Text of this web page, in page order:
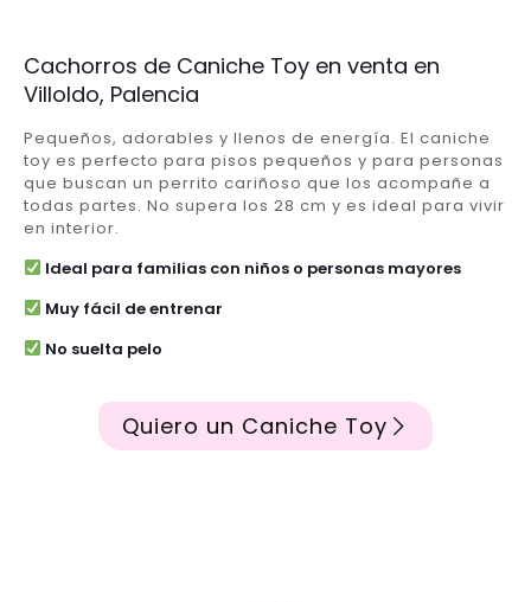
Cachorros de Caniche Toy en venta en
Villoldo, Palencia
Pequeños, adorables y llenos de energía. El caniche
toy es perfecto para pisos pequeños y para personas
que buscan un perrito cariñoso que los acompañe a
todas partes. No supera los 28 cm y es ideal para vivir
en interior.
Ideal para familias con niños o personas mayores
Muy fácil de entrenar
No suelta pelo
Quiero un Caniche Toy